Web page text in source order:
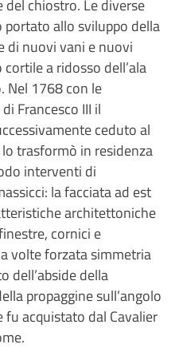
chiostro. Le diverse
portato allo sviluppo della
di nuovi vani e nuovi
a ridosso dell’ala
Nel 1768 con le
Francesco III il
ceduto al
trasformò in residenza
interventi di
la facciata ad est
architettoniche
cornici e
volte forzata simmetria
dell’abside della
propaggine sull’angolo
acquistato dal Cavalier